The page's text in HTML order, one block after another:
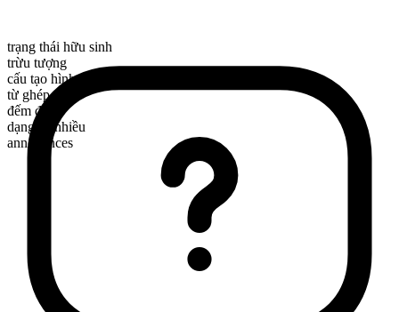
trạng thái hữu sinh
trừu tượng
cấu tạo hình thái
từ ghép
đếm được
dạng số nhiều
annoyances